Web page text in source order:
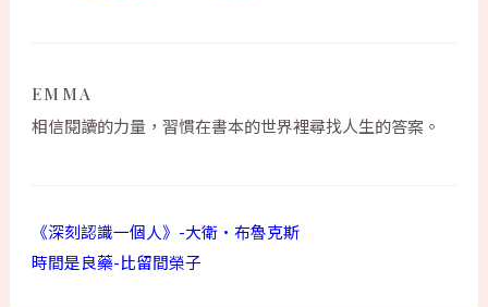
EMMA
相信閱讀的力量，習慣在書本的世界裡尋找人生的答案。
《深刻認識一個人》-大衛·布魯克斯
時間是良藥-比留間榮子